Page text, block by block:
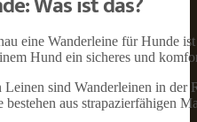
eine Wanderleine für Hunde
Hund ein sicheres und
sind Wanderleinen in
bestehen aus strapazierfähigen